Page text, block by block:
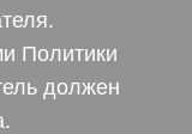
Политики
должен